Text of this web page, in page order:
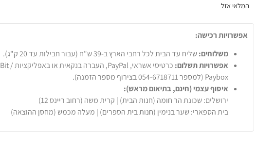
המלאי אזל
אפשרויות רכישה:
משלוחים:שליח עד הבית לכל רחבי הארץ ב-39 ש"ח (עבור חבילות עד 20 ק"ג).
אפשרויות תשלום:
כרטיסי אשראי, PayPal, העברה בנקאית או באפליקציות Bit /
Paybox (למספר 054-6718711 בצירוף מספר הזמנה).
איסוף עצמי (חינם, בתיאום מראש):
ירושלים: שכונת הר חומה (חנות הבית) | קרית משה (רחוב ריינס 12)
בית הספארי: שער בנימין (חנות בית הספרים) | מעלה מכמש (מחסן ההוצאה)